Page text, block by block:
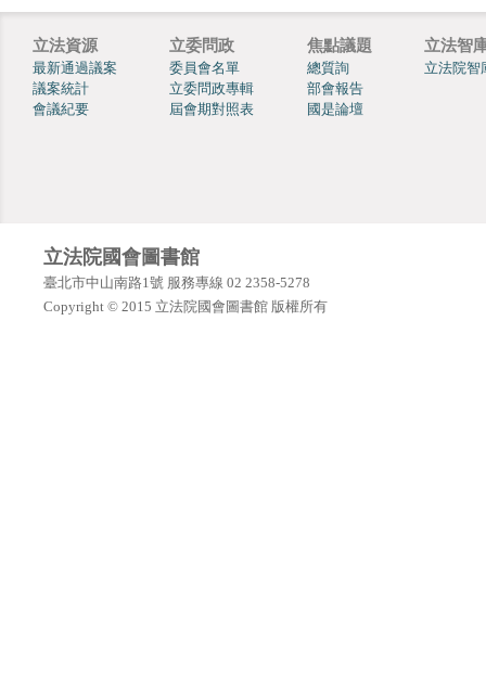
立法資源
最新通過議案
議案統計
會議紀要
立委問政
委員會名單
立委問政專輯
屆會期對照表
焦點議題
總質詢
部會報告
國是論壇
立法智
立法院智
立法院國會圖書館
臺北市中山南路1號 服務專線 02 2358-5278
Copyright © 2015 立法院國會圖書館 版權所有